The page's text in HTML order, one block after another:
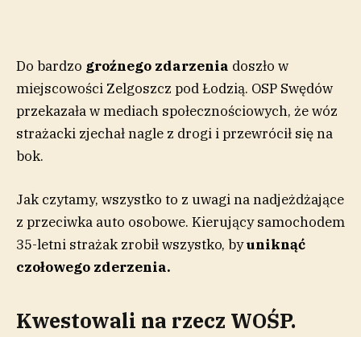
Do bardzo groźnego zdarzenia doszło w
miejscowości Zelgoszcz pod Łodzią. OSP Swędów
przekazała w mediach społecznościowych, że wóz
strażacki zjechał nagle z drogi i przewrócił się na
bok.
Jak czytamy, wszystko to z uwagi na nadjeżdżające
z przeciwka auto osobowe. Kierujący samochodem
35-letni strażak zrobił wszystko, byuniknąć
czołowego zderzenia.
Kwestowali na rzecz WOŚP.